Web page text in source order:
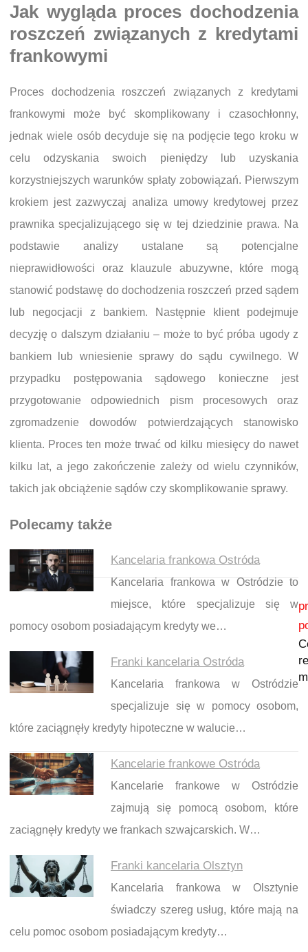
Jak wygląda proces dochodzenia
roszczeń związanych z kredytami
frankowymi
Proces dochodzenia roszczeń związanych z kredytami
frankowymi może być skomplikowany i czasochłonny,
jednak wiele osób decyduje się na podjęcie tego kroku w
celu odzyskania swoich pieniędzy lub uzyskania
korzystniejszych warunków spłaty zobowiązań. Pierwszym
krokiem jest zazwyczaj analiza umowy kredytowej przez
prawnika specjalizującego się w tej dziedzinie prawa. Na
podstawie analizy ustalane są potencjalne
nieprawidłowości oraz klauzule abuzywne, które mogą
stanowić podstawę do dochodzenia roszczeń przed sądem
lub negocjacji z bankiem. Następnie klient podejmuje
decyzję o dalszym działaniu – może to być próba ugody z
bankiem lub wniesienie sprawy do sądu cywilnego. W
przypadku postępowania sądowego konieczne jest
przygotowanie odpowiednich pism procesowych oraz
zgromadzenie dowodów potwierdzających stanowisko
klienta. Proces ten może trwać od kilku miesięcy do nawet
kilku lat, a jego zakończenie zależy od wielu czynników,
takich jak obciążenie sądów czy skomplikowanie sprawy.
Polecamy także
Kancelaria frankowa Ostróda
Kancelaria frankowa w Ostródzie to
miejsce, które specjalizuje się w
pomocy osobom posiadającym kredyty we…
Franki kancelaria Ostróda
Kancelaria frankowa w Ostródzie
specjalizuje się w pomocy osobom,
które zaciągnęły kredyty hipoteczne w walucie…
Kancelarie frankowe Ostróda
Kancelarie frankowe w Ostródzie
zajmują się pomocą osobom, które
zaciągnęły kredyty we frankach szwajcarskich. W…
Franki kancelaria Olsztyn
Kancelaria frankowa w Olsztynie
świadczy szereg usług, które mają na
celu pomoc osobom posiadającym kredyty…
Nawigacja wpisu